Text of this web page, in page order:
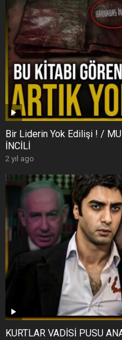
Bir Liderin Yok Edilişi ! /
İNCİLİ
2 yıl ago
KURTLAR VADİSİ PUSU